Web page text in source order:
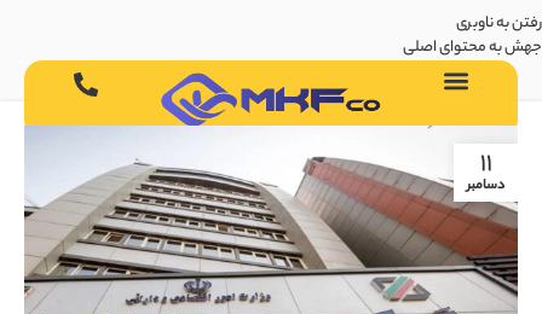
رفتن به ناوبری
جهش به محتوای اصلی
11
دسامبر